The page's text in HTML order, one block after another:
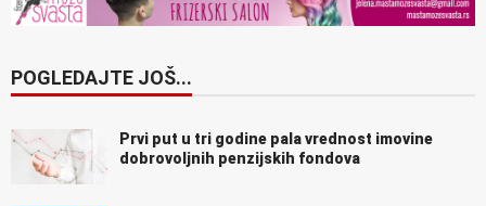
POGLEDAJTE JOŠ...
Prvi put u tri godine pala vrednost imovine
dobrovoljnih penzijskih fondova